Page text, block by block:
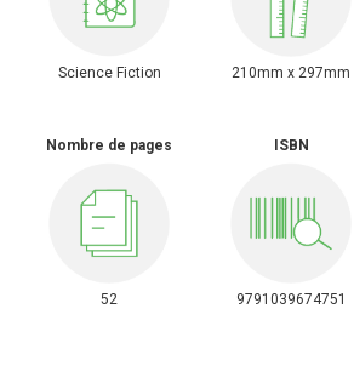
Science Fiction 210mm x 297mm
Nombre de pages
52
ISBN
9791039674751